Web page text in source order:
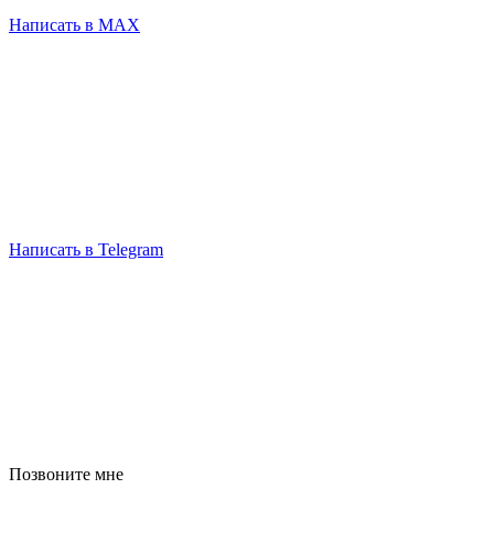
Написать в MAX
Написать в Telegram
Позвоните мне